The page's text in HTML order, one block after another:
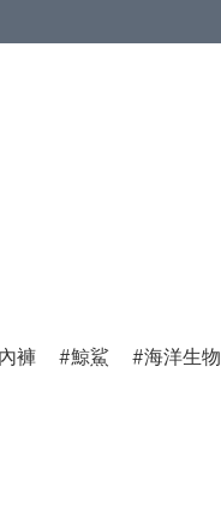
內褲 鯨鯊 海洋生物